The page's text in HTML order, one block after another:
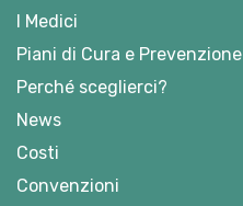
I Medici
Piani di Cura e Prevenzione
Perché sceglierci?
News
Costi
Convenzioni